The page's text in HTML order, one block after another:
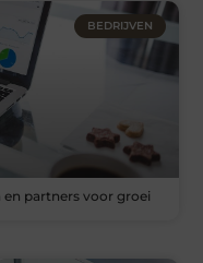
BEDRIJVEN
en partners voor groei